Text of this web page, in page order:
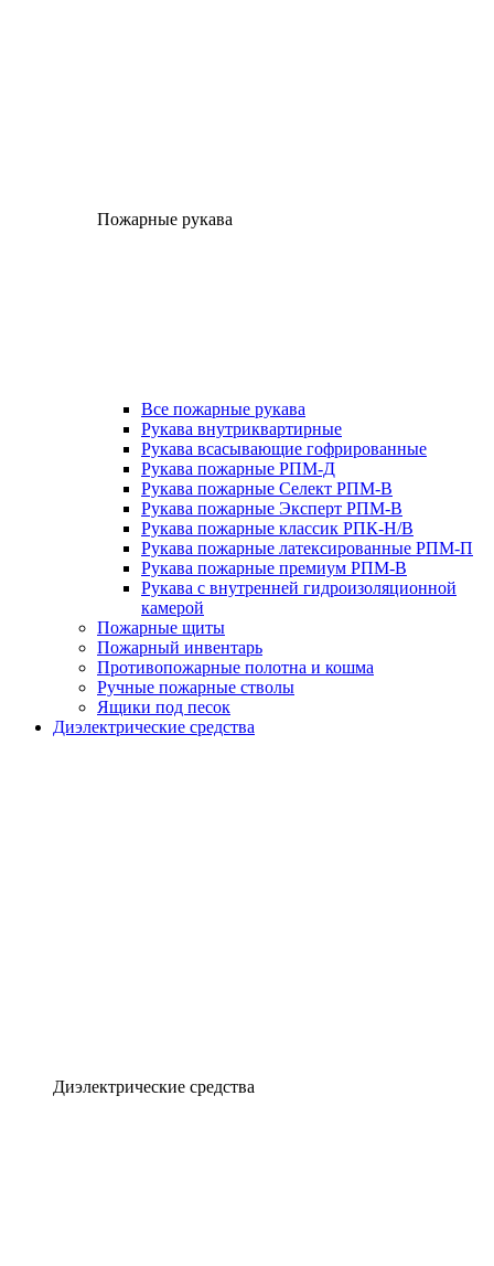
Пожарные рукава
Все пожарные рукава
Рукава внутриквартирные
Рукава всасывающие гофрированные
Рукава пожарные РПМ-Д
Рукава пожарные Селект РПМ-В
Рукава пожарные Эксперт РПМ-В
Рукава пожарные классик РПК-Н/В
Рукава пожарные латексированные РПМ-П
Рукава пожарные премиум РПМ-В
Рукава с внутренней гидроизоляционной
камерой
Пожарные щиты
Пожарный инвентарь
Противопожарные полотна и кошма
Ручные пожарные стволы
Ящики под песок
Диэлектрические средства
Диэлектрические средства